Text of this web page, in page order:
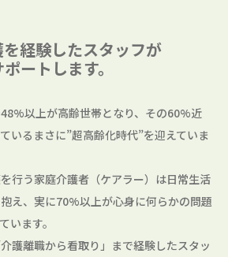
経験したスタッフが
ートします。
以上が高齢世帯となり、その60%近
いるまさに”超高齢化時代”を迎えていま
行う家庭介護者（ケアラー）は日常生活
え、実に70%以上が心身に何らかの問題
います。
護離職から看取り」まで経験したスタッ